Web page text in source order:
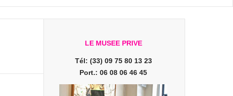
LE MUSEE PRIVE
Tél: (33) 09 75 80 13 23
Port.: 06 08 06 46 45